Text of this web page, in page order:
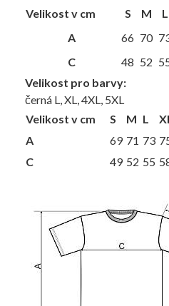
Velikost v cm S M L
A
66 70
C
48 52
Velikost pro barvy:
černá L, XL, 4XL, 5XL
Velikost v cm
S M L
A
69 71 73
C
49 52 55